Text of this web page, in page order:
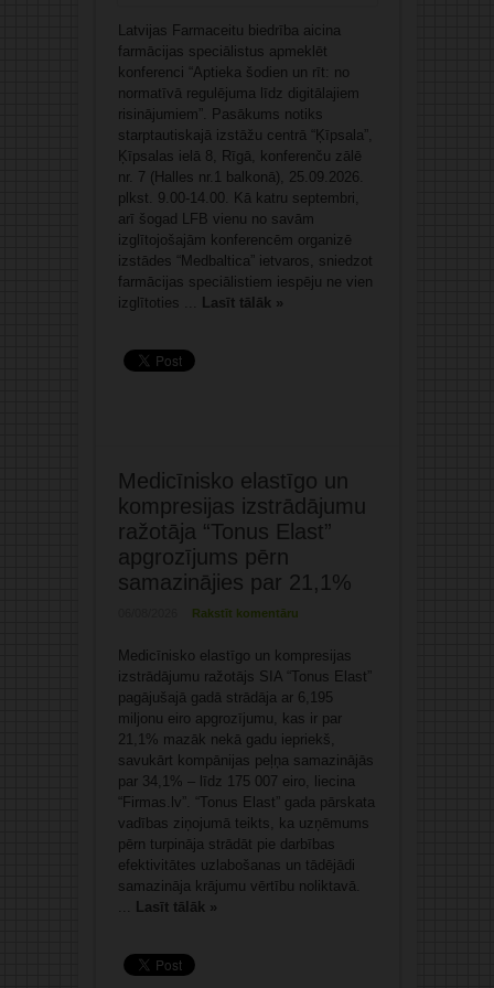
Latvijas Farmaceitu biedrība aicina
farmācijas speciālistus apmeklēt
konferenci “Aptieka šodien un rīt: no
normatīvā regulējuma līdz digitālajiem
risinājumiem”. Pasākums notiks
starptautiskajā izstāžu centrā “Ķīpsala”,
Ķīpsalas ielā 8, Rīgā, konferenču zālē
nr. 7 (Halles nr.1 balkonā), 25.09.2026.
plkst. 9.00-14.00. Kā katru septembri,
arī šogad LFB vienu no savām
izglītojošajām konferencēm organizē
izstādes “Medbaltica” ietvaros, sniedzot
farmācijas speciālistiem iespēju ne vien
izglītoties ... Lasīt tālāk »
Medicīnisko elastīgo un
kompresijas izstrādājumu
ražotāja “Tonus Elast”
apgrozījums pērn
samazinājies par 21,1%
Rakstīt komentāru
Medicīnisko elastīgo un kompresijas
izstrādājumu ražotājs SIA “Tonus Elast”
pagājušajā gadā strādāja ar 6,195
miljonu eiro apgrozījumu, kas ir par
21,1% mazāk nekā gadu iepriekš,
savukārt kompānijas peļņa samazinājās
par 34,1% – līdz 175 007 eiro, liecina
“Firmas.lv”. “Tonus Elast” gada pārskata
vadības ziņojumā teikts, ka uzņēmums
pērn turpināja strādāt pie darbības
efektivitātes uzlabošanas un tādējādi
samazināja krājumu vērtību noliktavā.
... Lasīt tālāk »